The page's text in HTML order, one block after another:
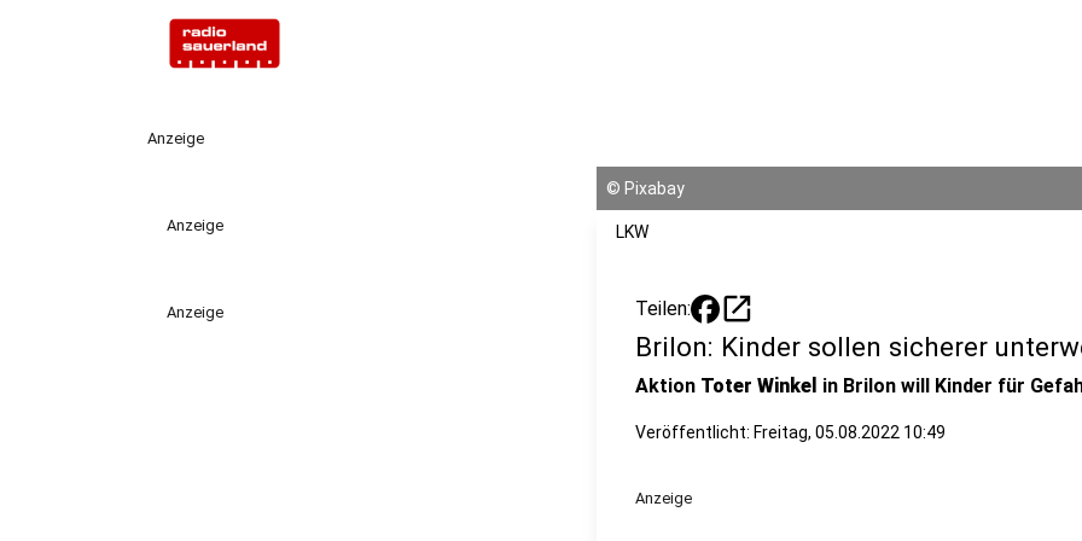
Anzeige
Anzeige
Anzeige
© Pixabay
LKW
Teilen: open_in_new
Brilon: Kinder sollen sicherer
Aktion Toter Winkel in Brilon will Kinder für
Veröffentlicht: Freitag, 05.08.2022 10:49
Anzeige